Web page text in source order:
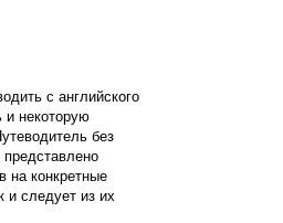
с английского
некоторую
без
на конкретные
и следует из их